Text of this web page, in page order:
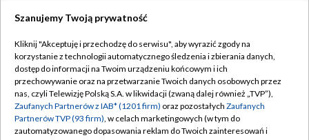
TVP
Abonament TVP
Emisja w TVP
Centrum informacji TVP
Regulamin TVP
Polityka prywatności
Moje zgody
Szanujemy Twoją prywatność
Kliknij "Akceptuję i przechodzę do serwisu", aby wyrazić zgody na
korzystanie z technologii automatycznego śledzenia i zbierania danych,
dostęp do informacji na Twoim urządzeniu końcowym i ich
przechowywanie oraz na przetwarzanie Twoich danych osobowych przez
nas, czyli Telewizję Polską S.A. w likwidacji (zwaną dalej również „TVP”),
Zaufanych Partnerów z IAB* (1201 firm) oraz pozostałych Zaufanych
Partnerów TVP (93 firm), w celach marketingowych (w tym do
zautomatyzowanego dopasowania reklam do Twoich zainteresowań i